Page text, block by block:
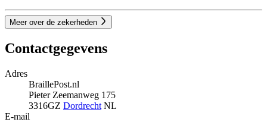
Meer over de zekerheden
Contactgegevens
Adres
BraillePost.nl
Pieter Zeemanweg 175
3316GZ Dordrecht NL
E-mail